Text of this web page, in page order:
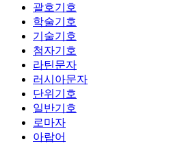
괄호기호
학술기호
기술기호
첨자기호
라틴문자
러시아문자
단위기호
일반기호
로마자
아랍어